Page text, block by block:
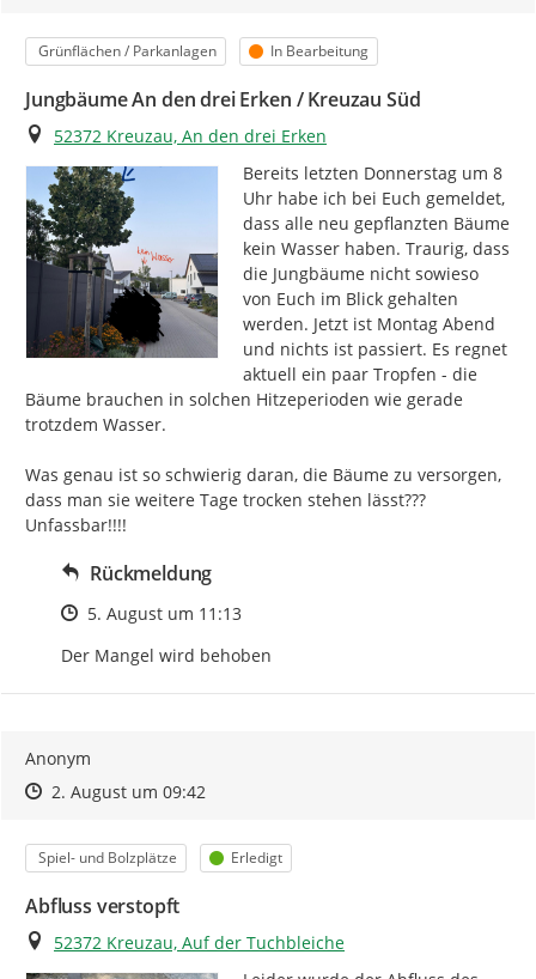
Kategorie
Grünflächen / Parkanlagen Status
In Bearbeitung
Jungbäume An den drei Erken / Kreuzau Süd
Ort
52372 Kreuzau, An den drei Erken
Bereits letzten Donnerstag um 8
Uhr habe ich bei Euch gemeldet,
dass alle neu gepflanzten Bäume
kein Wasser haben. Traurig, dass
die Jungbäume nicht sowieso
von Euch im Blick gehalten
werden. Jetzt ist Montag Abend
und nichts ist passiert. Es regnet
aktuell ein paar Tropfen - die
Bäume brauchen in solchen Hitzeperioden wie gerade
trotzdem Wasser.
Was genau ist so schwierig daran, die Bäume zu versorgen,
dass man sie weitere Tage trocken stehen lässt???
Unfassbar!!!!
Rückmeldung
Zeitpunkt des Erstellens
5. August um 11:13
Der Mangel wird behoben
Anonym
Zeitpunkt des Erstellens
Zeitpunkt des Erstellens
2. August um 09:42Zur Äußerung
Kategorie
Spiel- und Bolzplätze Status
Erledigt
Abfluss verstopft
Ort
52372 Kreuzau, Auf der Tuchbleiche